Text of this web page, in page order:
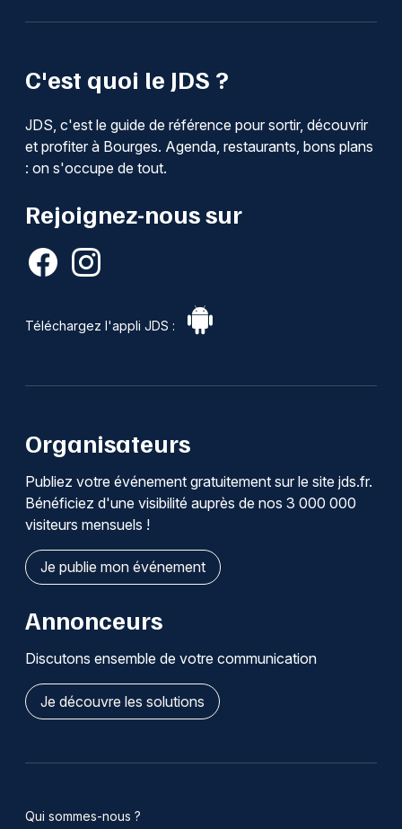
C'est quoi le JDS ?
JDS, c'est le guide de référence pour sortir, découvrir
et profiter à Bourges. Agenda, restaurants, bons plans
: on s'occupe de tout.
Rejoignez-nous sur
Téléchargez l'appli JDS :
Organisateurs
Publiez votre événement gratuitement sur le site jds.fr.
Bénéficiez d'une visibilité auprès de nos 3 000 000
visiteurs mensuels !
Je publie mon événement
Annonceurs
Discutons ensemble de votre communication
Je découvre les solutions
Qui sommes-nous ?